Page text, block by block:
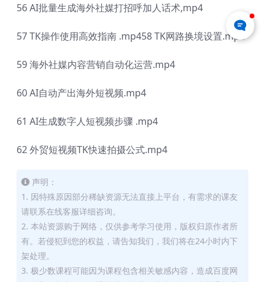
56 AI批量生成海外社媒打招呼加人话术,mp4
57 TK操作使用高效指南 .mp458 TK网路换境设置.mp4
59 海外社媒内容营销自动化运营.mp4
60 AI自动产出海外短视频.mp4
61 AI生成数字人短视频步骤 .mp4
62 外贸短视频TK快速拍摄公式.mp4
声明：
1. 因特殊原因部分稀缺资源无法直接上平台，有需求的课友
请联系在线客服详细咨询。
2. 本站资源购于网络，仅供参考学习使用，版权归原作者所
有。若侵犯到您的权益，请告知我们，我们将在24小时内下
架处理。
3. 极少数课程可能因为课程包含相关敏感内容，造成百度网